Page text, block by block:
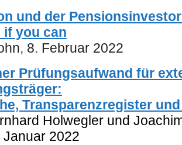
und der
if you can
8. Februar 2022
Prüfungsaufwand für
Transparenzregister
Holwegler und
Januar 2022